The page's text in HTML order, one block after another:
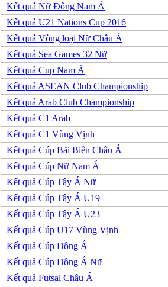
Australia
Trung Quốc
Campuchia
Hồng Kông
Indonesia
Iran
Kuwait
Malaysia
Qatar
Thái Lan
Việt Nam
Kết quả Nữ Đông Nam Á
Kết quả U21 Nations Cup 2016
Kết quả Vòng loại Nữ Châu Á
Kết quả Sea Games 32 Nữ
Kết quả Cup Nam Á
Kết quả ASEAN Club Championship
Kết quả Arab Club Championship
Kết quả C1 Arab
Kết quả C1 Vùng Vịnh
Kết quả Cúp Bãi Biển Châu Á
Kết quả Cúp Nữ Nam Á
Kết quả Cúp Tây Á Nữ
Kết quả Cúp Tây Á U19
Kết quả Cúp Tây Á U23
Kết quả Cúp U17 Vùng Vịnh
Kết quả Cúp Đông Á
Kết quả Cúp Đông Á Nữ
Kết quả Futsal Châu Á